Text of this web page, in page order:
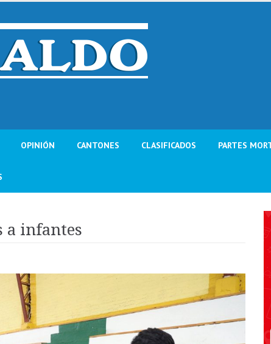
OPINIÓN CANTONES CLASIFICADOS PARTES
a infantes